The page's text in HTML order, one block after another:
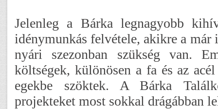
Jelenleg a Bárka legnagyobb
idénymunkás felvétele, akikre a
nyári szezonban szükség van.
költségek, különösen a fa és az
egekbe szöktek. A Bárka
projekteket most sokkal drágábban